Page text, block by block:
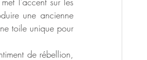
une ancienne
toile unique pour
de rébellion,